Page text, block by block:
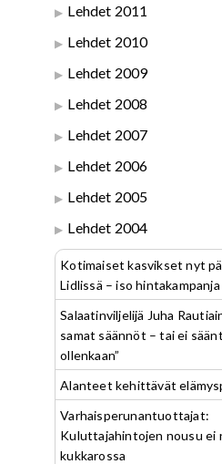
Lehdet 2011
Lehdet 2010
Lehdet 2009
Lehdet 2008
Lehdet 2007
Lehdet 2006
Lehdet 2005
Lehdet 2004
Kotimaiset kasvikset nyt
Lidlissä – iso
Salaatinviljelijä Juha
samat säännöt – tai ei
ollenkaan”
Alanteet kehittävät
Varhaisperunantuottajat:
Kuluttajahintojen nousu ei
kukkarossa